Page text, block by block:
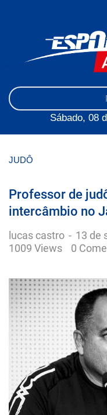
Sábado, 08
JUDÔ
Professor de
intercâmbio no
lucas castro - 13 de
1009 Views
0